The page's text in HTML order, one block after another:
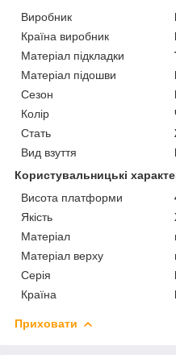
Виробник
Країна виробник
Матеріал підкладки
Матеріал підошви
Сезон
Колір
Стать
Вид взуття
Користувальницькі
Висота платформи
Якість
Матеріал
Матеріал верху
Серія
Країна
Приховати